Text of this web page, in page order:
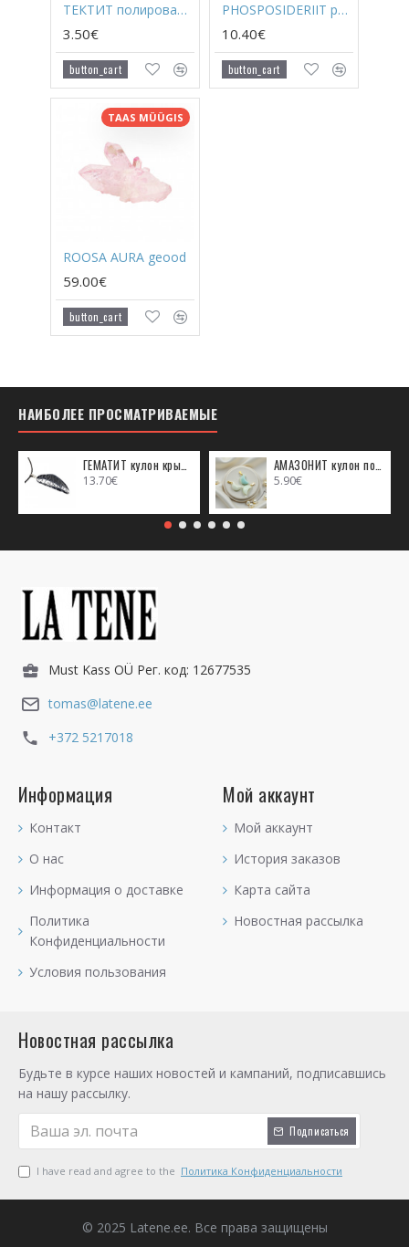
ТЕКТИТ полированный
3.50€
button_cart
PHOSPOSIDERIIT poleeritud
10.40€
button_cart
TAAS MÜÜGIS
ROOSA AURA geood
59.00€
button_cart
НАИБОЛЕЕ ПРОСМАТРИВАЕМЫЕ
13.70€ 5.90€
Must Kass OÜ Рег. код: 12677535
tomas@latene.ee
+372 5217018
Информация
Контакт
О нас
Информация о доставке
Политика
Конфиденциальности
Условия пользования
Мой аккаунт
Мой аккаунт
История заказов
Карта сайта
Новостная рассылка
Новостная рассылка
Будьте в курсе наших новостей и кампаний, подписавшись
на нашу рассылку.
Подписаться
I have read and agree to the Политика Конфиденциальности
© 2025 Latene.ee. Все права защищены